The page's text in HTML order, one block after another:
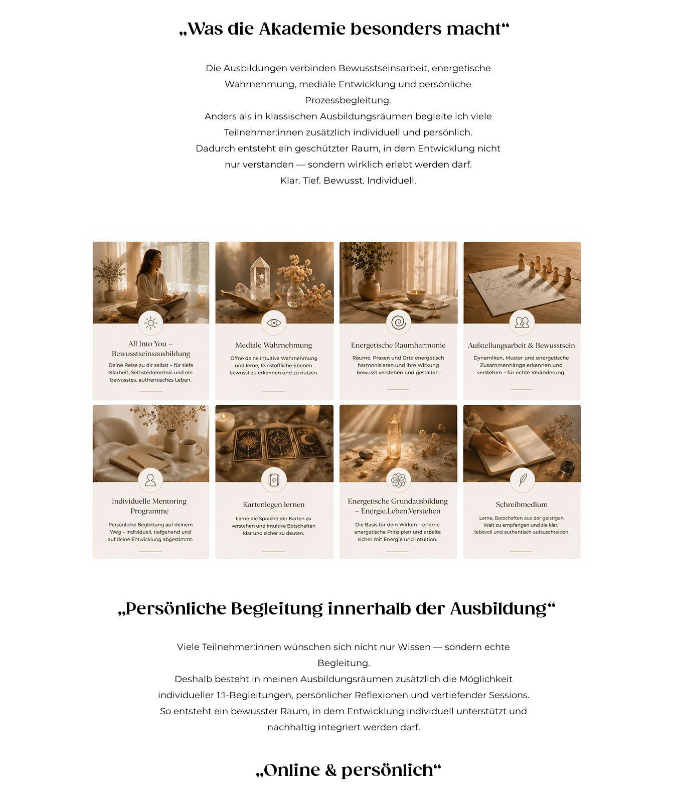
„Was die Akademie besonders macht“
Die Ausbildungen verbinden Bewusstseinsarbeit, energetische
Wahrnehmung, mediale Entwicklung und persönliche
Prozessbegleitung.
Anders als in klassischen Ausbildungsräumen begleite ich viele
Teilnehmer:innen zusätzlich individuell und persönlich.
Dadurch entsteht ein geschützter Raum, in dem Entwicklung nicht
nur verstanden — sondern wirklich erlebt werden darf.
Klar. Tief. Bewusst. Individuell.
„Persönliche Begleitung innerhalb der Ausbildung“
Viele Teilnehmer:innen wünschen sich nicht nur Wissen — sondern echte
Begleitung.
Deshalb besteht in meinen Ausbildungsräumen zusätzlich die Möglichkeit
individueller 1:1-Begleitungen, persönlicher Reflexionen und vertiefender Sessions.
So entsteht ein bewusster Raum, in dem Entwicklung individuell unterstützt und
nachhaltig integriert werden darf.
„Online & persönlich“